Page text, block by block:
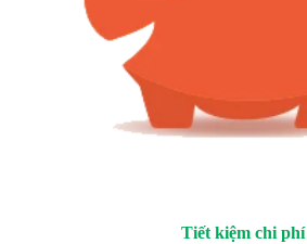
Tiết kiệm chi phí